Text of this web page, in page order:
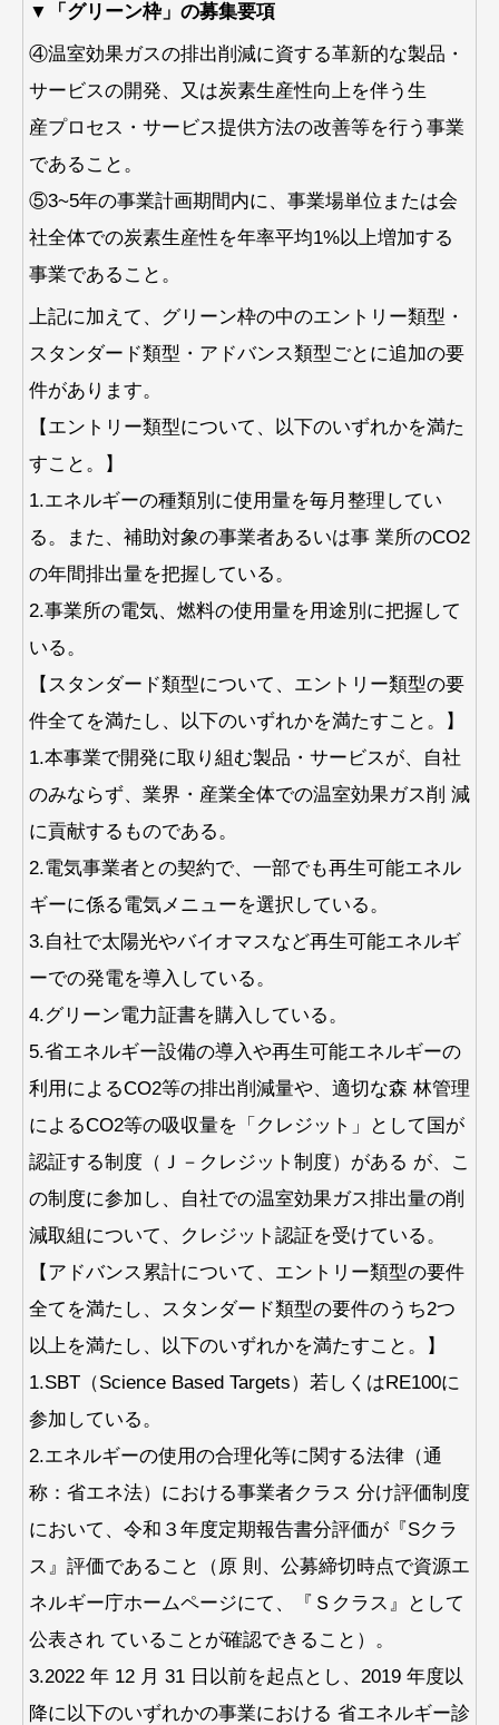
▼「グリーン枠」の募集要項
④温室効果ガスの排出削減に資する革新的な製品・
サービスの開発、又は炭素生産性向上を伴う生
産プロセス・サービス提供方法の改善等を行う事業
であること。
⑤3~5年の事業計画期間内に、事業場単位または会
社全体での炭素生産性を年率平均1%以上増加する
事業であること。
上記に加えて、グリーン枠の中のエントリー類型・
スタンダード類型・アドバンス類型ごとに追加の要
件があります。
【エントリー類型について、以下のいずれかを満た
すこと。】
1.エネルギーの種類別に使用量を毎月整理してい
る。また、補助対象の事業者あるいは事 業所のCO2
の年間排出量を把握している。
2.事業所の電気、燃料の使用量を用途別に把握して
いる。
【スタンダード類型について、エントリー類型の要
件全てを満たし、以下のいずれかを満たすこと。】
1.本事業で開発に取り組む製品・サービスが、自社
のみならず、業界・産業全体での温室効果ガス削 減
に貢献するものである。
2.電気事業者との契約で、一部でも再生可能エネル
ギーに係る電気メニューを選択している。
3.自社で太陽光やバイオマスなど再生可能エネルギ
ーでの発電を導入している。
4.グリーン電力証書を購入している。
5.省エネルギー設備の導入や再生可能エネルギーの
利用によるCO2等の排出削減量や、適切な森 林管理
によるCO2等の吸収量を「クレジット」として国が
認証する制度（Ｊ－クレジット制度）がある が、こ
の制度に参加し、自社での温室効果ガス排出量の削
減取組について、クレジット認証を受けている。
【アドバンス累計について、エントリー類型の要件
全てを満たし、スタンダード類型の要件のうち2つ
以上を満たし、以下のいずれかを満たすこと。】
1.SBT（Science Based Targets）若しくはRE100に
参加している。
2.エネルギーの使用の合理化等に関する法律（通
称：省エネ法）における事業者クラス 分け評価制度
において、令和３年度定期報告書分評価が『Sクラ
ス』評価であること（原 則、公募締切時点で資源エ
ネルギー庁ホームページにて、『Ｓクラス』として
公表され ていることが確認できること）。
3.2022 年 12 月 31 日以前を起点とし、2019 年度以
降に以下のいずれかの事業における 省エネルギー診